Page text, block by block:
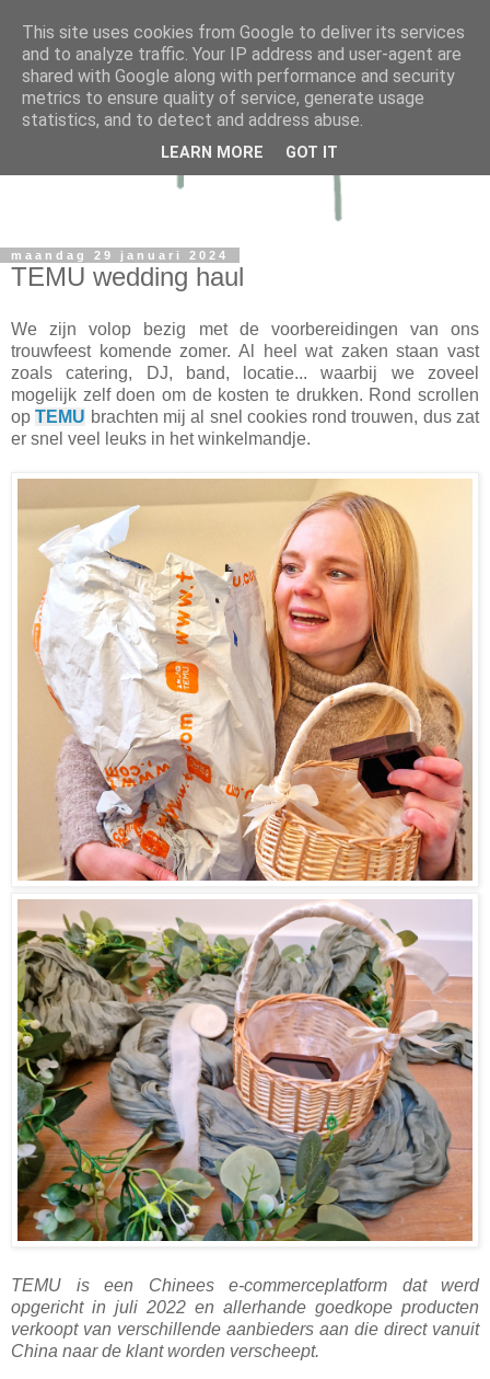
maandag 29 januari 2024
TEMU wedding haul
We zijn volop bezig met de voorbereidingen van ons
trouwfeest komende zomer. Al heel wat zaken staan vast
zoals catering, DJ, band, locatie... waarbij we zoveel
mogelijk zelf doen om de kosten te drukken. Rond scrollen
opTEMU brachten mij al snel cookies rond trouwen, dus zat
er snel veel leuks in het winkelmandje.
TEMU is een Chinees e-commerceplatform dat werd
opgericht in juli 2022 en allerhande goedkope producten
verkoopt van verschillende aanbieders aan die direct vanuit
China naar de klant worden verscheept.
This site uses cookies from Google to deliver its services
and to analyze traffic. Your IP address and user-agent are
shared with Google along with performance and security
metrics to ensure quality of service, generate usage
statistics, and to detect and address abuse.
LEARN MORE GOT IT